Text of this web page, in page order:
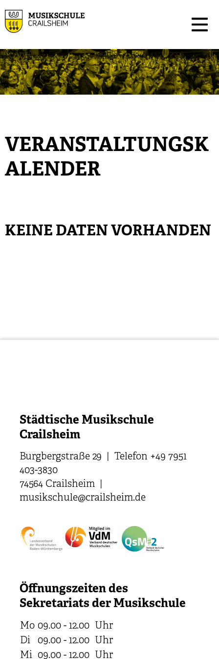
VERANSTALTUNGSK
ALENDER
KEINE DATEN VORHANDEN
Städtische Musikschule
Crailsheim
Burgbergstraße 29 | Telefon +49 7951
403-3830
74564 Crailsheim |
musikschule@crailsheim.de
Öffnungszeiten des
Sekretariats der Musikschule
Mo 09.00 - 12.00 Uhr
Di
09.00 - 12.00 Uhr
Mi 09.00 - 12.00 Uhr